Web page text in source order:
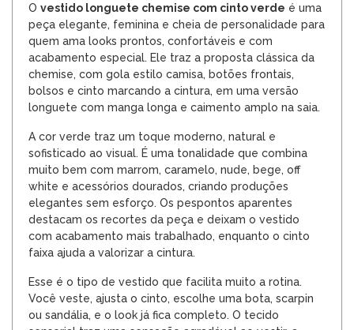
O vestido longuete chemise com cinto verde é uma
peça elegante, feminina e cheia de personalidade para
quem ama looks prontos, confortáveis e com
acabamento especial. Ele traz a proposta clássica da
chemise, com gola estilo camisa, botões frontais,
bolsos e cinto marcando a cintura, em uma versão
longuete com manga longa e caimento amplo na saia.
A cor verde traz um toque moderno, natural e
sofisticado ao visual. É uma tonalidade que combina
muito bem com marrom, caramelo, nude, bege, off
white e acessórios dourados, criando produções
elegantes sem esforço. Os pespontos aparentes
destacam os recortes da peça e deixam o vestido
com acabamento mais trabalhado, enquanto o cinto
faixa ajuda a valorizar a cintura.
Esse é o tipo de vestido que facilita muito a rotina.
Você veste, ajusta o cinto, escolhe uma bota, scarpin
ou sandália, e o look já fica completo. O tecido